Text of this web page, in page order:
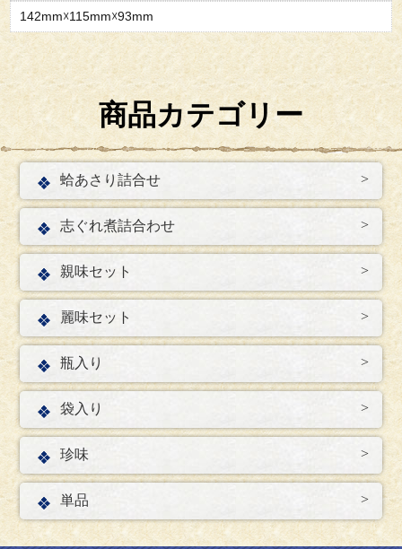
142mm☓115mm☓93mm
商品カテゴリー
蛤あさり詰合せ
志ぐれ煮詰合わせ
親味セット
麗味セット
瓶入り
袋入り
珍味
単品